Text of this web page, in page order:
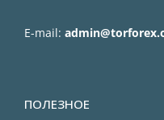
E-mail:
ПОЛЕЗНОЕ